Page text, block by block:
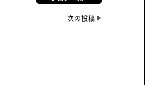
次の投稿